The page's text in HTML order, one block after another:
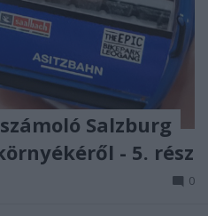
Salzburg
- 5. rész
0